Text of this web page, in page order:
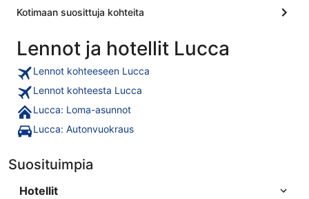
Kotimaan suosittuja kohteita
Lennot ja hotellit Lucca
Lennot kohteeseen Lucca
Lennot kohteesta Lucca
Lucca: Loma-asunnot
Lucca: Autonvuokraus
Suosituimpia
Hotellit